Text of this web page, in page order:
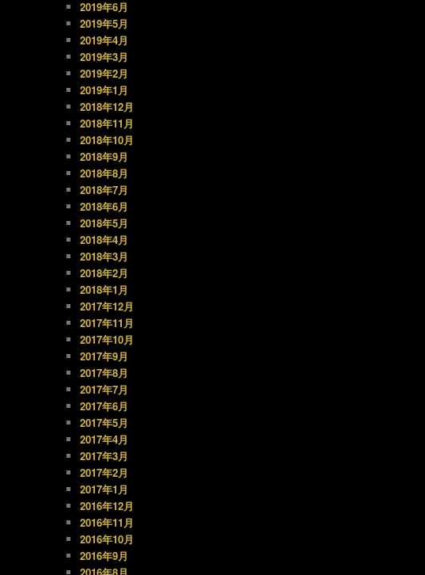
2019年6月
2019年5月
2019年4月
2019年3月
2019年2月
2019年1月
2018年12月
2018年11月
2018年10月
2018年9月
2018年8月
2018年7月
2018年6月
2018年5月
2018年4月
2018年3月
2018年2月
2018年1月
2017年12月
2017年11月
2017年10月
2017年9月
2017年8月
2017年7月
2017年6月
2017年5月
2017年4月
2017年3月
2017年2月
2017年1月
2016年12月
2016年11月
2016年10月
2016年9月